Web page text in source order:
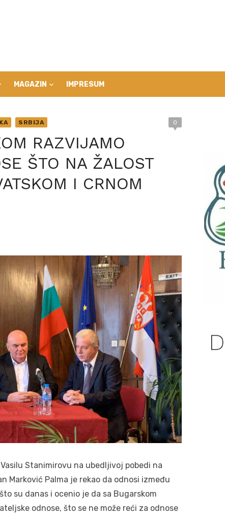
MAGAZIN IMPRESUM
SRBIJA 0
RAZVIJAMO
ŠTO NA ŽALOST
I CRNOM
Stanimirovu na ubedljivoj pobedi na
Marković Palma je rekao da odnosi između
su danas i ocenio je da sa Bugarskom
odnose, što se ne može reći za odnose